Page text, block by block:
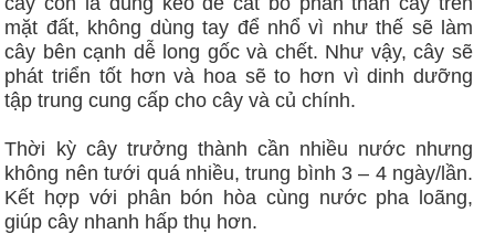
mặt đất, không dùng tay để nhổ vì như thế sẽ làm
cây bên cạnh dễ long gốc và chết. Như vậy, cây sẽ
phát triển tốt hơn và hoa sẽ to hơn vì dinh dưỡng
tập trung cung cấp cho cây và củ chính.
Thời kỳ cây trưởng thành cần nhiều nước nhưng
không nên tưới quá nhiều, trung bình 3 – 4 ngày/lần.
Kết hợp với phân bón hòa cùng nước pha loãng,
giúp cây nhanh hấp thụ hơn.